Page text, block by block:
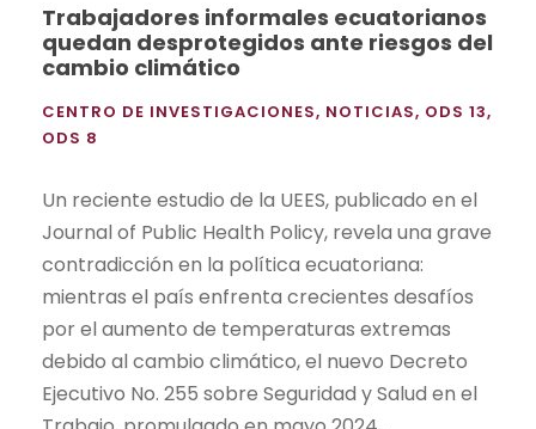
Trabajadores informales ecuatorianos
quedan desprotegidos ante riesgos del
cambio climático
CENTRO DE INVESTIGACIONES, NOTICIAS, ODS 13,
ODS 8
Un reciente estudio de la UEES, publicado en el
Journal of Public Health Policy, revela una grave
contradicción en la política ecuatoriana:
mientras el país enfrenta crecientes desafíos
por el aumento de temperaturas extremas
debido al cambio climático, el nuevo Decreto
Ejecutivo No. 255 sobre Seguridad y Salud en el